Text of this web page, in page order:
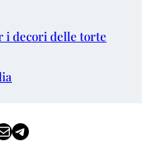
i decori delle torte
Telegram